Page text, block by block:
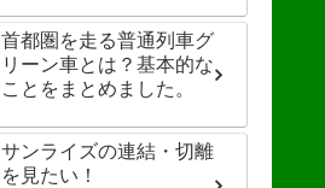
首都圏を走る普通列車グ
リーン車とは？基本的な
ことをまとめました。
サンライズの連結・切離
を見たい！